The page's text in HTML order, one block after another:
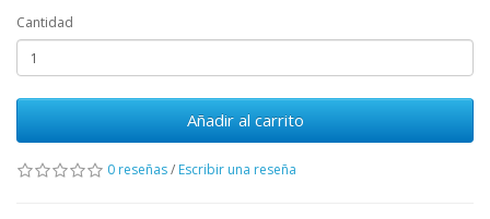
Cantidad
Añadir al carrito
0 reseñas/ Escribir una reseña